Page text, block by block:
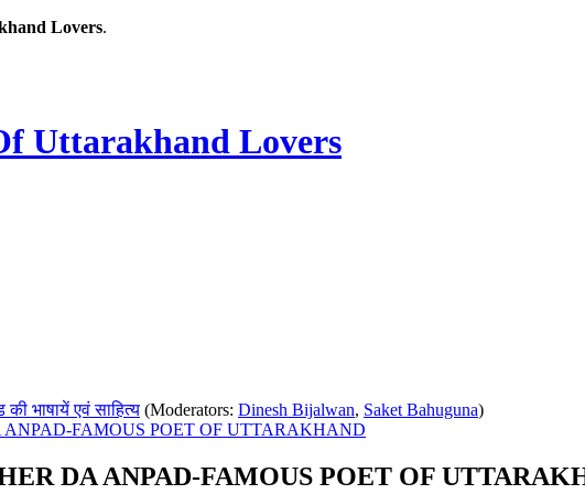
Lovers.
Uttarakhand Lovers
भाषायें एवं साहित्य (Moderators: Dinesh Bijalwan, Saket Bahuguna)
ANPAD-FAMOUS POET OF UTTARAKHAND
DA ANPAD-FAMOUS POET OF